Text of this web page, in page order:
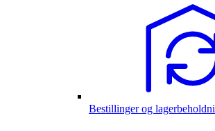
Bestillinger og